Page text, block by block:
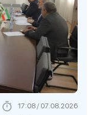
17:08 / 07.08.2026